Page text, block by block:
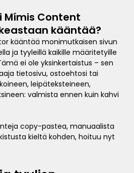
Mímis Content
kääntää?
kääntää monimutkaisen sivun
ja tyyleillä kaikille määritetyille
ei ole yksinkertaistus – sen
tietosivu, ostoehtosi tai
leipäteksteineen,
valmista ennen kuin kahvi
copy-pastea, manuaalista
kieltä kohden, hoituu nyt